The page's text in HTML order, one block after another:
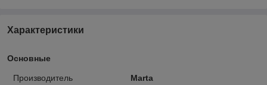
Характеристики
Основные
Производитель
Marta